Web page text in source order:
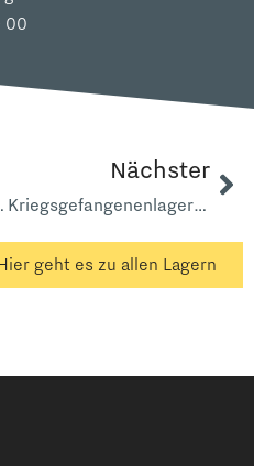
00
Nächster
Kriegsgefangenenlager 5234 Filsum
geht es zu allen Lagern